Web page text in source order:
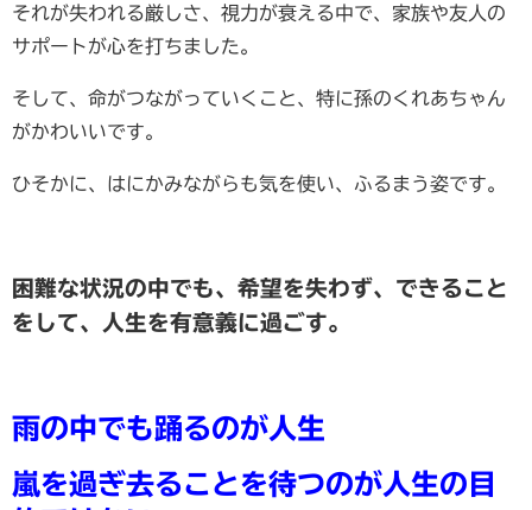
それが失われる厳しさ、視力が衰える中で、家族や友人の
サポートが心を打ちました。
そして、命がつながっていくこと、特に孫のくれあちゃん
がかわいいです。
ひそかに、はにかみながらも気を使い、ふるまう姿です。
困難な状況の中でも、希望を失わず、できること
をして、人生を有意義に過ごす。
雨の中でも踊るのが人生
嵐を過ぎ去ることを待つのが人生の目